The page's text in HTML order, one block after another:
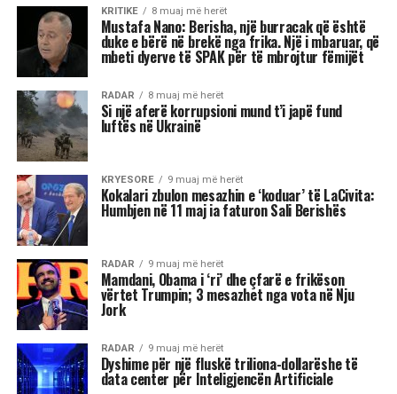
Kjo është revolta e turmave që Ortega y Gasset
(1930/1993) e përshkroi dekada më parë:
momenti kur “masa” nuk pranon më të
udhëhiqet, por e sheh veten si bartëse të
drejtimit. Por ndryshe nga turmat e shekullit XX,
masa e re nuk është trup fizik në bulevard, por
rrjet fluid që prodhon vendime kolektive në
servera dhe kanale digjitale. Ky është shembulli i
pastër i asaj që Bennett dhe Segerberg (2012) e
quajnë “connective action”: organizim pa
strukturë klasike, ku identiteti kolektiv lind nga
ndërveprimi i vazhdueshëm në platforma.
Në këtë kuptim, protestat nepaleze nuk janë
revoltë spontane, por shfaqje e një realiteti ku